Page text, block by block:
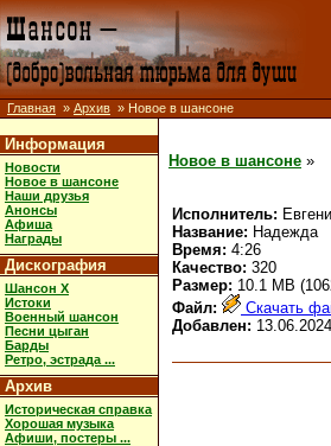
Главная » Архив » Новое в шансоне
Информация
Новости
Новое в шансоне
Наши друзья
Анонсы
Афиша
Награды
Дискография
Шансон X
Истоки
Военный шансон
Песни цыган
Барды
Ретро, эстрада ...
Архив
Историческая справка
Хорошая музыка
Афиши, постеры ...
Новое в шансоне »
Исполнитель:
Название: Надежда
Время: 4:26
Качество: 320
Размер: 10.1 MB
Файл:
Скачать
Добавлен: 13.06.2024